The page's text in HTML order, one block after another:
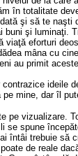
în totalitate
şi să te
buni şi luminaţi.
eforturi
mâna cu
au primit
ideile
mine, dar îl
pe vizualizare.
se spune
întâi trebuie
de reale